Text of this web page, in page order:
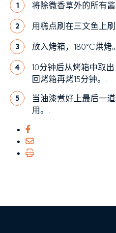
1 将除微香草外的所有
2 用糕点刷在三文鱼上
3 放入烤箱，180°C烘烤
4
10分钟后从烤箱中取
回烤箱再烤15分钟。.
5
当油漆煮好上最后一
用。.